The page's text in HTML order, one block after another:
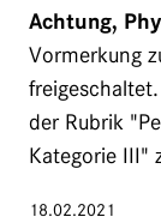
Achtung,
Vormerkung
der Rubrik
Kategorie III"
18.02.2021